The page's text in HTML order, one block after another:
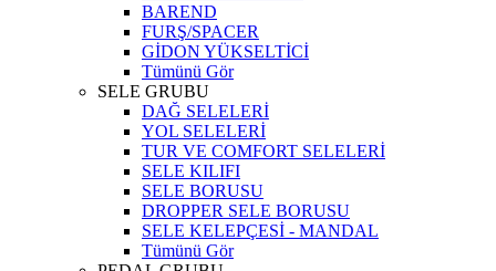
BAREND
FURŞ/SPACER
GİDON YÜKSELTİCİ
Tümünü Gör
SELE GRUBU
DAĞ SELELERİ
YOL SELELERİ
TUR VE COMFORT SELELERİ
SELE KILIFI
SELE BORUSU
DROPPER SELE BORUSU
SELE KELEPÇESİ - MANDAL
Tümünü Gör